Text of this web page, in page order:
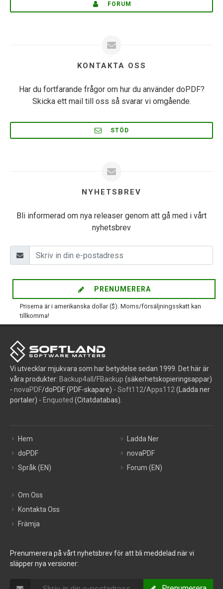
FORUM
KONTAKTA OSS
Har du fortfarande frågor om hur du använder doPDF?
Skicka ett mail till oss så svarar vi omgående.
STÖD
NYHETSBREV
Bli informerad om nya releaser genom att gå med i vårt
nyhetsbrev
PRENUMERERA
Priserna är i amerikanska dollar ($). Moms/försäljningsskatt kan
tillkomma!
Vi utvecklar mjukvara som har betydelse sedan 1999. Det här är
våra produkter: Backup4all /FBackup (säkerhetskopieringsappar)
- novaPDF/doPDF (PDF-skapare) - Soft112/Apps112 (Ladda ner
portaler) - Enquoted (Citatdatabas).
Hem
doPDF
Språk (EN)
Ladda Ner
novaPDF
Forum (EN)
Om Oss
Kontakta Oss
Främja
Prenumerera på vårt nyhetsbrev för att bli meddelad när vi
släpper nya versioner: